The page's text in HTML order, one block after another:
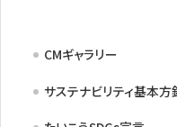
CMギャラリー
サステナビリティ基本方